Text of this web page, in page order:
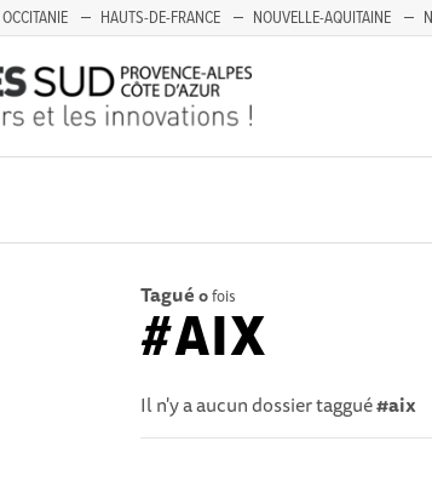
OCCITANIE HAUTS-DE-FRANCE NOUVELLE-AQUITAINE
Tagué 0fois
#AIX
Il n'y a aucun dossier taggué#aix